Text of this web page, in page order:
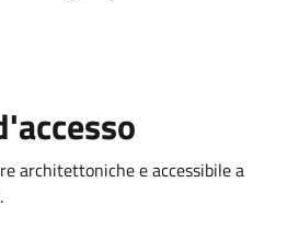
architettoniche e accessibile a